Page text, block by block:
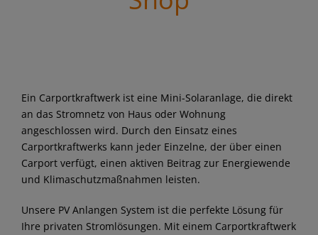
Ein Carportkraftwerk ist eine Mini-Solaranlage, die direkt
an das Stromnetz von Haus oder Wohnung
angeschlossen wird. Durch den Einsatz eines
Carportkraftwerks kann jeder Einzelne, der über einen
Carport verfügt, einen aktiven Beitrag zur Energiewende
und Klimaschutzmaßnahmen leisten.
Unsere PV Anlangen System ist die perfekte Lösung für
Ihre privaten Stromlösungen. Mit einem Carportkraftwerk